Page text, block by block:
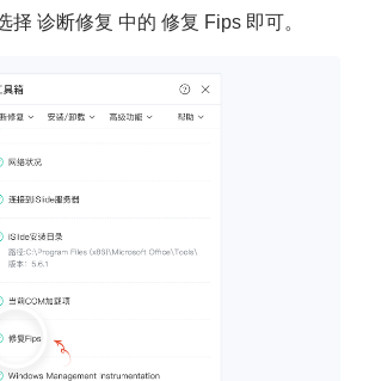
择 诊断修复 中的 修复 Fips 即可。